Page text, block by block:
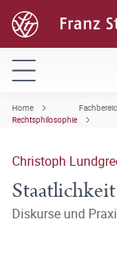
Home
Rechtsphilosophie
Christoph
Diskurse und